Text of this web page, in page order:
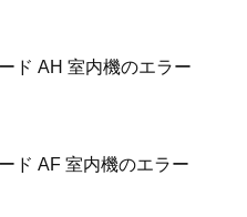
ド AH 室内機のエラー
ド AF 室内機のエラー